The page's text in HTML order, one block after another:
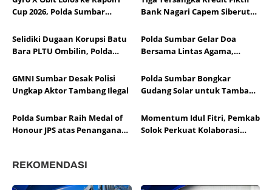
Cup 2026, Polda Sumbar
Bank Nagari Capem Siberut
Rp50,3 Miliar
Selidiki Dugaan Korupsi Batu
Bara PLTU Ombilin, Polda
Perusahaan Pemasok
Polda Sumbar Gelar Doa
Bersama Lintas Agama,
Hari Bhayangkara ke-80
GMNI Sumbar Desak Polisi
Ungkap Aktor Tambang Ilegal
Polda Sumbar Bongkar
Gudang Solar untuk Tambang
Polda Sumbar Raih Medal of
Honour JPS atas Penanganan
Momentum Idul Fitri, Pemkab
Solok Perkuat Kolaborasi
REKOMENDASI